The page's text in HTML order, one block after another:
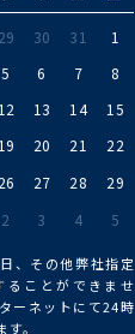
29 30 31
1
5 6 7
8
12 13 14
15
19 20 21
22
26 27 28
29
2 3 4 5
、その他弊社指定
ることができませ
ーネットにて24時
。